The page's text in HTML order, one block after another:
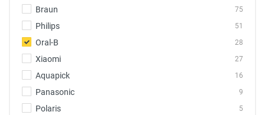
Braun 75
Philips 51
Oral-B 28
Xiaomi 27
Aquapick 16
Panasonic 9
Polaris 5